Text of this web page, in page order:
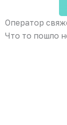
Оператор
Что то пошло